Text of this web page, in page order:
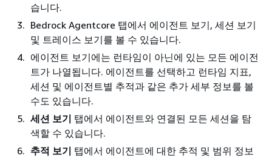
습니다.
Bedrock Agentcore 탭에서 에이전트 보기, 세션 보기
및 트레이스 보기를 볼 수 있습니다.
에이전트 보기에는 런타임이 아닌에 있는 모든 에이전
트가 나열됩니다. 에이전트를 선택하고 런타임 지표,
세션 및 에이전트별 추적과 같은 추가 세부 정보를 볼
수도 있습니다.
세션 보기 탭에서 에이전트와 연결된 모든 세션을 탐
색할 수 있습니다.
추적 보기 탭에서 에이전트에 대한 추적 및 범위 정보